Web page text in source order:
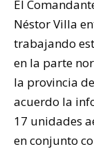
El
Néstor Villa
trabajando
en la parte
la provincia
acuerdo la
17 unidades
en conjunto